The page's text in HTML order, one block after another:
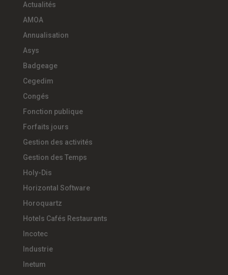
Actualités
AMOA
Annualisation
Asys
Badgeage
Cegedim
Congés
Fonction publique
Forfaits jours
Gestion des activités
Gestion des Temps
Holy-Dis
Horizontal Software
Horoquartz
Hotels Cafés Restaurants
Incotec
Industrie
Inetum